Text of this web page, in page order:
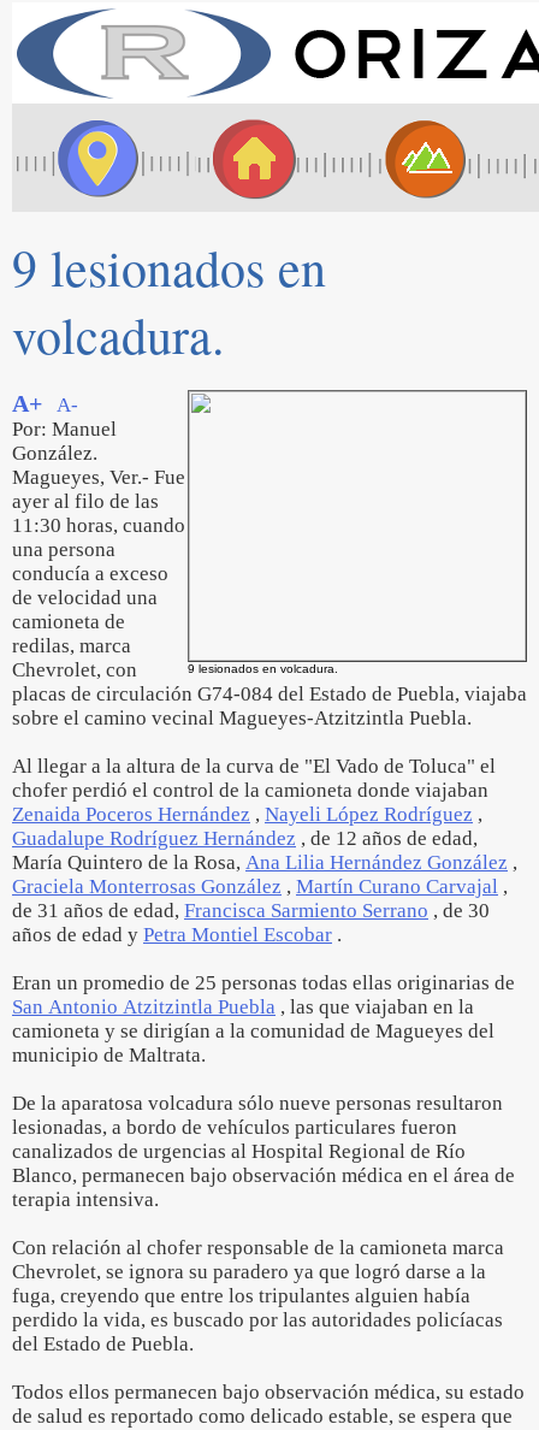
9 lesionados en
volcadura.
9 lesionados en volcadura.
A+
A-
Por: Manuel
González.
Magueyes, Ver.- Fue
ayer al filo de las
11:30 horas, cuando
una persona
conducía a exceso
de velocidad una
camioneta de
redilas, marca
Chevrolet, con
placas de circulación G74-084 del Estado de Puebla, viajaba
sobre el camino vecinal Magueyes-Atzitzintla Puebla.
Al llegar a la altura de la curva de "El Vado de Toluca" el
chofer perdió el control de la camioneta donde viajaban
Zenaida Poceros Hernández , Nayeli López Rodríguez ,
Guadalupe Rodríguez Hernández , de 12 años de edad,
María Quintero de la Rosa, Ana Lilia Hernández González ,
Graciela Monterrosas González , Martín Curano Carvajal ,
de 31 años de edad, Francisca Sarmiento Serrano , de 30
años de edad y Petra Montiel Escobar .
Eran un promedio de 25 personas todas ellas originarias de
San Antonio Atzitzintla Puebla , las que viajaban en la
camioneta y se dirigían a la comunidad de Magueyes del
municipio de Maltrata.
De la aparatosa volcadura sólo nueve personas resultaron
lesionadas, a bordo de vehículos particulares fueron
canalizados de urgencias al Hospital Regional de Río
Blanco, permanecen bajo observación médica en el área de
terapia intensiva.
Con relación al chofer responsable de la camioneta marca
Chevrolet, se ignora su paradero ya que logró darse a la
fuga, creyendo que entre los tripulantes alguien había
perdido la vida, es buscado por las autoridades policíacas
del Estado de Puebla.
Todos ellos permanecen bajo observación médica, su estado
de salud es reportado como delicado estable, se espera que